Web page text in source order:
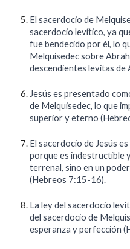
El sacerdocio de
sacerdocio levítico, ya
fue bendecido por él, lo
Melquisedec sobre
descendientes levitas
Jesús es presentado
de Melquisedec, lo que
superior y eterno
El sacerdocio de Jesús
porque es indestructible
terrenal, sino en un
(Hebreos 7:15-16).
La ley del sacerdocio
del sacerdocio de
esperanza y perfección